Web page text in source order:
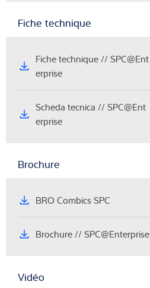
Fiche technique
Fiche technique // SPC@Ent
erprise
Scheda tecnica // SPC@Ent
erprise
Brochure
BRO Combics SPC
Brochure // SPC@Enterprise
Vidéo